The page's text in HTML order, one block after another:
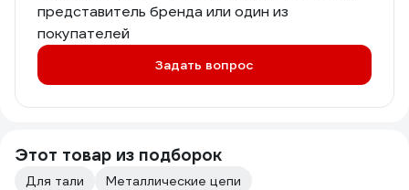
представитель бренда или один из
покупателей
Задать вопрос
Этот товар из подборок
Для тали
Металлические цепи